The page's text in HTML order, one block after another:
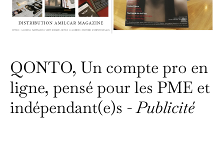
QONTO, Un compte pro en
ligne, pensé pour les PME et
indépendant(e)s -Publicité